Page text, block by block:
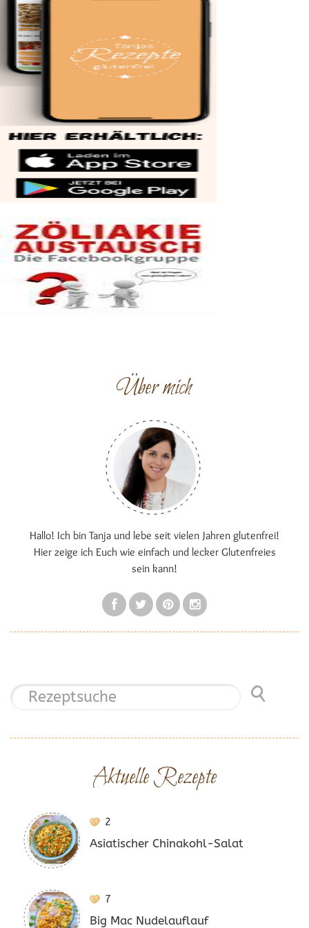
Über mich
Hallo! Ich bin Tanja und lebe seit vielen Jahren glutenfrei!
Hier zeige ich Euch wie einfach und lecker Glutenfreies
sein kann!
Aktuelle Rezepte
2
Asiatischer Chinakohl-Salat
7
Big Mac Nudelauflauf